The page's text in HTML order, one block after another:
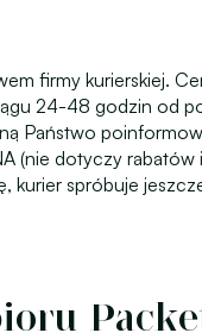
firmy kurierskiej.
24-48 godzin od
Państwo
(nie dotyczy
kurier spróbuje